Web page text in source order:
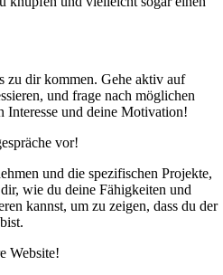
zu dir kommen. Gehe aktiv auf
und frage nach möglichen
Interesse und deine Motivation!
vor!
und die spezifischen Projekte,
wie du deine Fähigkeiten und
kannst, um zu zeigen, dass du der
Website!